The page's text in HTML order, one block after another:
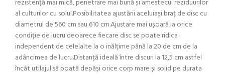
rezistență mai mică, penetrare mai bună și amestecul reziduurilor
al culturilor cu solul.Posibilitatea ajustării aceluiași braț de disc cu
diametrul de 560 cm sau 610 cm.Ajustare mai ușoară la orice
condiție de lucru deoarece fiecare disc se poate ridica
independent de celelalte la o inălțime până la 20 de cm de la
adâncimea de lucru.Distanță ideală între discuri la 12,5 cm astfel
încât utilajul să poată depăși orice corp mare și solid pe durata